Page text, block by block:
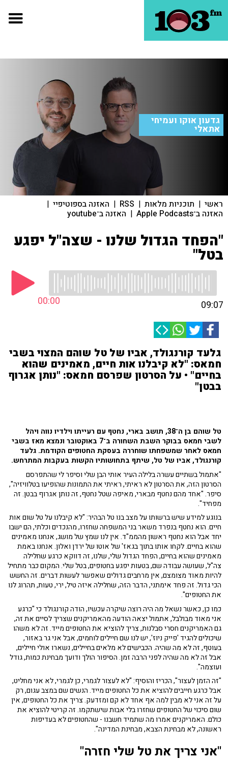
גדעון אוקו ועמיחי
אתאלי
ראשי | תוכניות מלאות |
RSS
| האזנה בספוטיפיי |
האזנה ב־Apple Podcasts | האזנה ב־youtube
"הפחד הגדול שלנו - שצה"ל יפגע
בטל"
00:00 09:07
גלעד קורנגולד, אביו של טל שוהם המצוי בשבי
חמאס: "לא קיבלנו אות חיים, מאמינים שהוא
בחיים" • על הסרטון שפרסם חמאס: "נותן אגרוף
בבטן"
טל שוהם בן ה־38, תושב בארי, נחטף עם רעייתו וילדיו נווה ויהל
לשבי חמאס בבוקר השבת השחורה ב־7 באוקטובר ונמצא מאז בשבי
חמאס לאחר שמשפחתו שוחררה בעסקת החטופים הקודמת. גלעד
קורנגולד, אביו של טל, שיתף בתחושותיו הקשות בעקבות המתרחש.
"אתמול בשתיים עשרה בלילה העיר אותי הבן שלי וסיפר לי שהתפרסם
הסרטון הזה, את הסרטון לא ראיתי, ראיתי את התמונות שהופיעו בטלוויזיה",
סיפר. "אחד מהם נחטף מבארי, מאיפה שטל נחטף, זה נותן אגרוף בבטן. זה
מפחיד".
בנוגע למידע שיש ברשותו על מצב בנו טל הבהיר: "לא קיבלנו על טל שום אות
חיים. הוא נחטף בנפרד משאר בני המשפחה שחזרו, מהנכדים וכלתי, הם ישבו
יחד אבל הוא נחטף ראשון מהממ"ד. אין לנו שמץ של מושג, אנחנו מאמינים
שהוא בחיים. לקחו אותו בתוך בגאז' של אוטו של ירדן ואלון. אנחנו באמת
מאמינים שהוא בחיים, הפחד הגדול שלי, שלנו, זה דווקא כרגע שחלילה
צה"ל, שעושה עבודה שם, בטעות יפגע בחטופים, בטל שלי. המקום כבר מתחיל
להיות מאוד מצומצם, אין מרחבים גדולים שאפשר לעשות דברים. זה החשש
הכי גדול. זה פחד אימתני, הדבר הזה, שחלילה איזה טיל, ירי, טעות, תהרוג לנו
את החטופים".
כמו כן, כאשר נשאל מה היה רוצה שיקרה עכשיו, הודה קורנגולד כי "כרגע
אני מאוד מבולבל, אתמול יצאה הודעה מהאמריקנים שצריך לסיים את זה,
גם האמריקנים חסרי סבלנות, צריך להוציא את החטופים מייד. זה לא משהו
שיכולים להגיד 'פייק ניוז', יש לנו שם חיילים לוחמים, אבל אני גר באזור,
בעוטף, זה לא מה שהיה. הכבישים לא מלאים בחיילים, נשארו אולי חיילים,
אבל זה לא מה שהיה לפני הרבה זמן. הסיפור הולך ודועך מבחינת כמות, גודל
ועוצמה".
"זה הזמן לעצור", הכריז והוסיף: "לא לעצור לגמרי, כן לגמרי, לא אני מחליט,
אבל כרגע חייבים להוציא את כל החטופים מייד. הנשים שם במצב עגום, רק
על זה אני לא מבין למה אף אחד לא קם ומזדעק. צריך את כל החטופים, אין
שום סיכוי של החטופים שחזרו בלי אבות שישתקמו. זה קריטי להוציא את
כולם. האמריקנים אמרו מה שתמיד חשבנו - שהחטופים לא בעדיפות
ראשונה, לא מבחינת הצבא, מבחינת המדינה".
"אני צריך את טל שלי חזרה"